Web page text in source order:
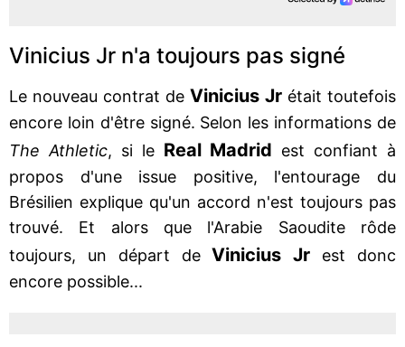
Vinicius Jr n'a toujours pas signé
Le nouveau contrat de Vinicius Jr était toutefois
encore loin d'être signé. Selon les informations de
The Athletic, si le Real Madrid est confiant à
propos d'une issue positive, l'entourage du
Brésilien explique qu'un accord n'est toujours pas
trouvé. Et alors que l'Arabie Saoudite rôde
toujours, un départ deVinicius Jr est donc
encore possible...